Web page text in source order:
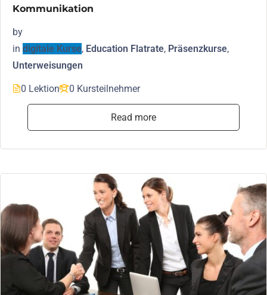
Kommunikation
by
in digitale Kurse, Education Flatrate, Präsenzkurse,
Unterweisungen
0 Lektion 0 Kursteilnehmer
Read more